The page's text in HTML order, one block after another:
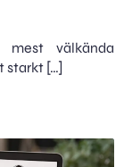
välkända
starkt […]